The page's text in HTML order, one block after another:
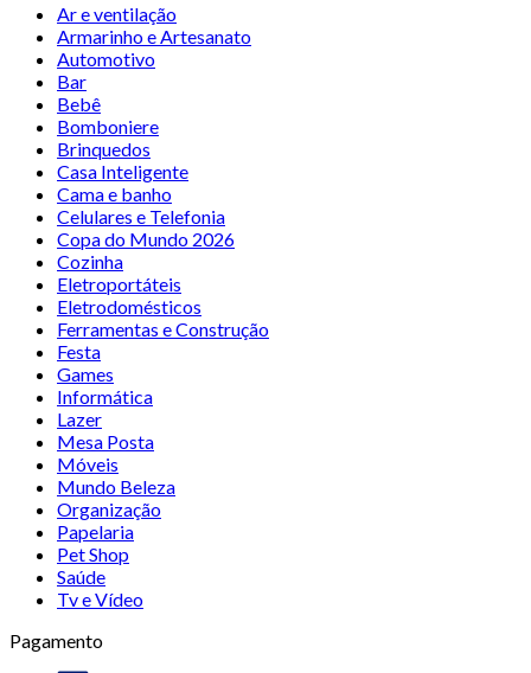
Ar e ventilação
Armarinho e Artesanato
Automotivo
Bar
Bebê
Bomboniere
Brinquedos
Casa Inteligente
Cama e banho
Celulares e Telefonia
Copa do Mundo 2026
Cozinha
Eletroportáteis
Eletrodomésticos
Ferramentas e Construção
Festa
Games
Informática
Lazer
Mesa Posta
Móveis
Mundo Beleza
Organização
Papelaria
Pet Shop
Saúde
Tv e Vídeo
Pagamento